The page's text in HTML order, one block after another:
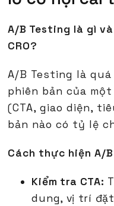
A/B Testing là gì
CRO?
A/B Testing là
phiên bản của
(CTA, giao diện,
bản nào có tỷ lệ
Cách thực hiện A/
Kiểm tra CTA:
dung, vị trí đặt